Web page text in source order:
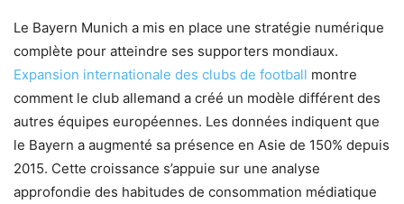
Le Bayern Munich a mis en place une stratégie numérique
complète pour atteindre ses supporters mondiaux.
Expansion internationale des clubs de football montre
comment le club allemand a créé un modèle différent des
autres équipes européennes. Les données indiquent que
le Bayern a augmenté sa présence en Asie de 150% depuis
2015. Cette croissance s’appuie sur une analyse
approfondie des habitudes de consommation médiatique